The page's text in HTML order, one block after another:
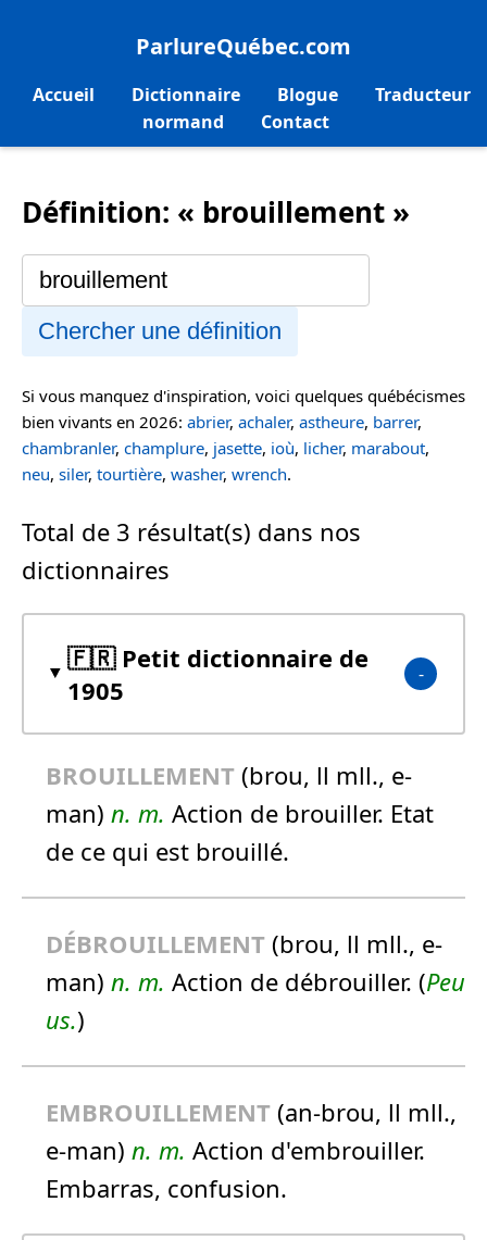
ParlureQuébec.com
Accueil Dictionnaire Blogue
Traducteur
normand
Contact
Définition: « brouillement »
Chercher une définition
Si vous manquez d'inspiration, voici quelques québécismes
bien vivants en 2026: abrier, achaler, astheure, barrer,
chambranler, champlure, jasette, ioù, licher, marabout,
neu, siler, tourtière, washer, wrench.
Total de 3 résultat(s) dans nos
dictionnaires
🇫🇷 Petit dictionnaire de
1905
BROUILLEMENT (brou, ll mll., e-
man) n. m. Action de brouiller. Etat
de ce qui est brouillé.
DÉBROUILLEMENT (brou, ll mll., e-
man) n. m. Action de débrouiller. (Peu
us.)
EMBROUILLEMENT (an-brou, ll mll.,
e-man) n. m. Action d'embrouiller.
Embarras, confusion.